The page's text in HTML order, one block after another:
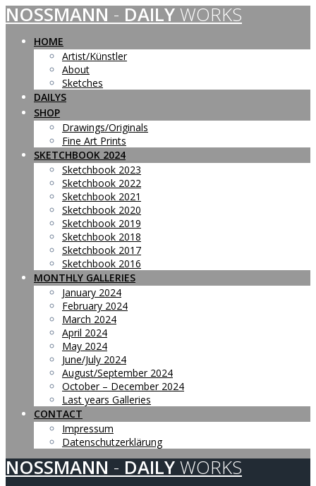
Skip
to
content
NOSSMANN - DAILY WORKS
HOME
Artist/Künstler
About
Sketches
DAILYS
SHOP
Drawings/Originals
Fine Art Prints
SKETCHBOOK 2024
Sketchbook 2023
Sketchbook 2022
Sketchbook 2021
Sketchbook 2020
Sketchbook 2019
Sketchbook 2018
Sketchbook 2017
Sketchbook 2016
MONTHLY GALLERIES
January 2024
February 2024
March 2024
April 2024
May 2024
June/July 2024
August/September 2024
October – December 2024
Last years Galleries
CONTACT
Impressum
Datenschutzerklärung
NOSSMANN - DAILY WORKS